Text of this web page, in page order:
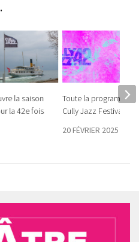
la saison
la 42e fois
Toute la
Cully Jazz Festival
20 FÉVRIER 2025